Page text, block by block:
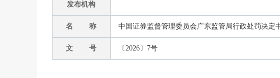
发布机构
名 称 中国证券监督管理委员会广东监管局行政处罚决定
文 号 〔2026〕7号